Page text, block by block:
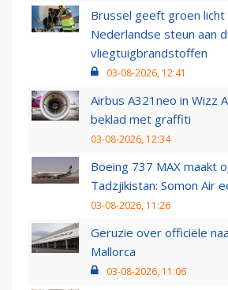
Brussel geeft groen
Nederlandse steun aan
vliegtuigbrandstoffen
03-08-2026, 12:41
Airbus A321neo in Wizz
beklad met graffiti
03-08-2026, 12:34
Boeing 737 MAX maakt
Tadzjikistan: Somon Air
03-08-2026, 11:26
Geruzie over officiële
Mallorca
03-08-2026, 11:06